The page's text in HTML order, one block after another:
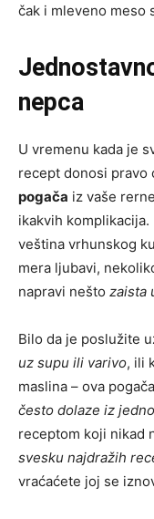
čak i mleveno meso
nepca
U vremenu kada je
recept donosi pravo
pogača iz vaše
ikakvih
veština vrhunskog
mera ljubavi,
napravi nešto zaista
Bilo da je poslužite
uz supu ili varivo, ili
maslina – ova
često dolaze iz
receptom koji nikad
svesku najdražih
vraćaćete joj se